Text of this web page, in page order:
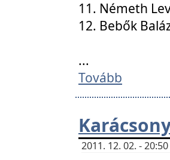
11. Németh
12. Bebők
...
Tovább
2011. 12. 02. -